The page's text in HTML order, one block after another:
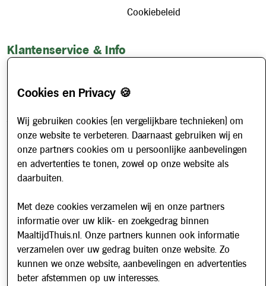
Cookiebeleid
Klantenservice & Info
Account aanvragen
Veelgestelde vragen
Werken bij
Nieuws
Nieuwsbrief
Schrijf u in voor onze nieuwsbrief en blijf op de hoogte van
updates over Maaltijd Thuis!
E-mailadres
Cookies en Privacy 🍪
Wij gebruiken cookies (en vergelijkbare technieken) om
onze website te verbeteren. Daarnaast gebruiken wij en
onze partners cookies om u persoonlijke aanbevelingen
en advertenties te tonen, zowel op onze website als
daarbuiten.
Met deze cookies verzamelen wij en onze partners
informatie over uw klik- en zoekgedrag binnen
MaaltijdThuis.nl. Onze partners kunnen ook informatie
verzamelen over uw gedrag buiten onze website. Zo
kunnen we onze website, aanbevelingen en advertenties
beter afstemmen op uw interesses.